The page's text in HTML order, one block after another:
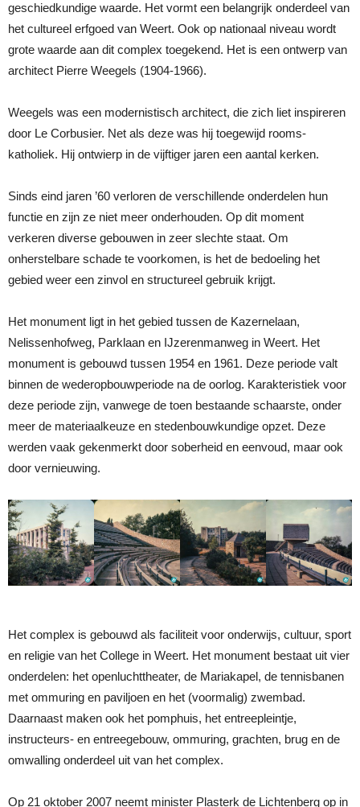
geschiedkundige waarde. Het vormt een belangrijk onderdeel van
het cultureel erfgoed van Weert. Ook op nationaal niveau wordt
grote waarde aan dit complex toegekend. Het is een ontwerp van
architect Pierre Weegels (1904-1966).
Weegels was een modernistisch architect, die zich liet inspireren
door Le Corbusier. Net als deze was hij toegewijd rooms-
katholiek. Hij ontwierp in de vijftiger jaren een aantal kerken.
Sinds eind jaren ’60 verloren de verschillende onderdelen hun
functie en zijn ze niet meer onderhouden. Op dit moment
verkeren diverse gebouwen in zeer slechte staat. Om
onherstelbare schade te voorkomen, is het de bedoeling het
gebied weer een zinvol en structureel gebruik krijgt.
Het monument ligt in het gebied tussen de Kazernelaan,
Nelissenhofweg, Parklaan en IJzerenmanweg in Weert. Het
monument is gebouwd tussen 1954 en 1961. Deze periode valt
binnen de wederopbouwperiode na de oorlog. Karakteristiek voor
deze periode zijn, vanwege de toen bestaande schaarste, onder
meer de materiaalkeuze en stedenbouwkundige opzet. Deze
werden vaak gekenmerkt door soberheid en eenvoud, maar ook
door vernieuwing.
Het complex is gebouwd als faciliteit voor onderwijs, cultuur, sport
en religie van het College in Weert. Het monument bestaat uit vier
onderdelen: het openluchttheater, de Mariakapel, de tennisbanen
met ommuring en paviljoen en het (voormalig) zwembad.
Daarnaast maken ook het pomphuis, het entreepleintje,
instructeurs- en entreegebouw, ommuring, grachten, brug en de
omwalling onderdeel uit van het complex.
Op 21 oktober 2007 neemt minister Plasterk de Lichtenberg op in